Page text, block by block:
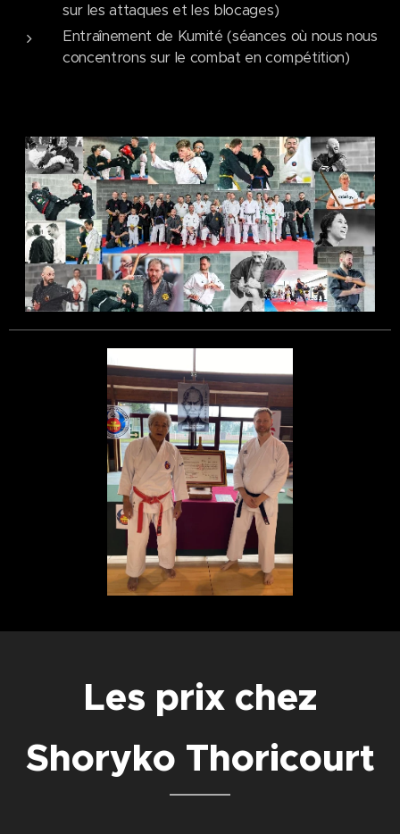
sur les attaques et les blocages)
Entraînement de Kumité (séances où nous nous
concentrons sur le combat en compétition)
Les prix chez
Shoryko Thoricourt